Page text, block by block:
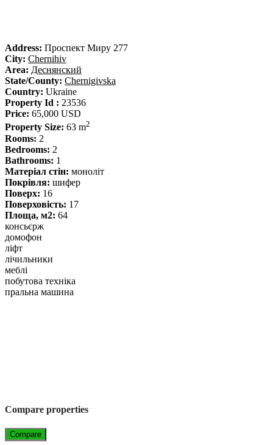
Address: Проспект Миру 277
City: Chernihiv
Area: Деснянский
State/County: Chernigivska
Country: Ukraine
Property Id : 23536
Price: 65,000 USD
Property Size: 63 m2
Rooms: 2
Bedrooms: 2
Bathrooms: 1
Матеріал стін: моноліт
Покрівля: шифер
Поверх: 16
Поверховість: 17
Площа, м2: 64
консьєрж
домофон
ліфт
лічильники
меблі
побутова техніка
пральна машина
Compare properties
Compare